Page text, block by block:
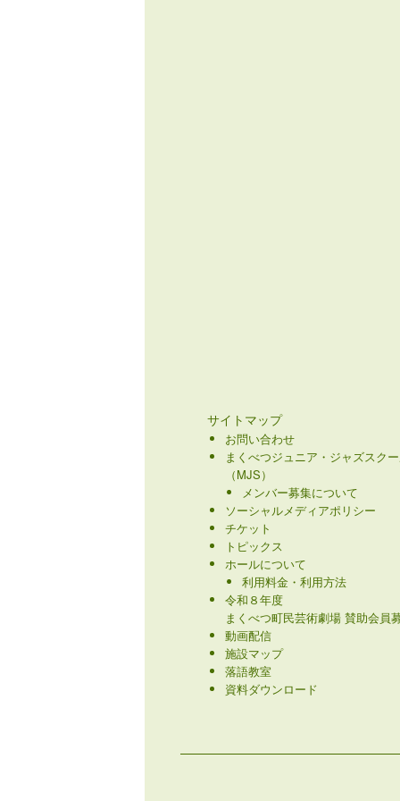
サイトマップ
お問い合わせ
まくべつジュニア・ジャズスク
（MJS）
メンバー募集について
ソーシャルメディアポリシー
チケット
トピックス
ホールについて
利用料金・利用方法
令和８年度
まくべつ町民芸術劇場 賛助会員
動画配信
施設マップ
落語教室
資料ダウンロード